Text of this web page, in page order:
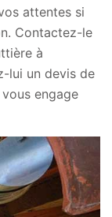
attentes si
Contactez-le
à
lui un devis de
engage